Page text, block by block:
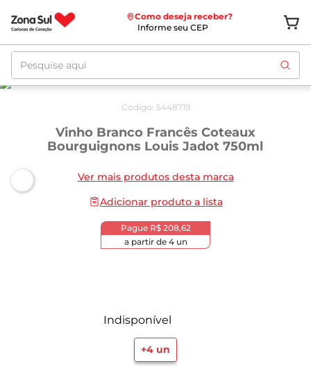
Como deseja receber?
Informe seu CEP
Pesquise aqui
Código: 5448719
Vinho Branco Francês Coteaux
Bourguignons Louis Jadot 750ml
Ver mais produtos desta marca
Adicionar produto a lista
Pague R$ 208,62
a partir de 4un
Indisponível
+4 un